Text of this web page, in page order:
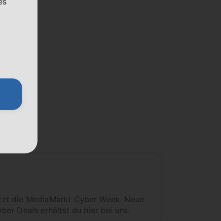
die MediaMarkt Cyber Week. Neue
Deals erhältst du hier bei uns.